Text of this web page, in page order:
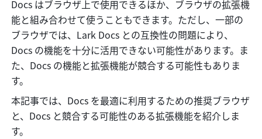
Docs はブラウザ上で使用できるほか、ブラウザの拡張機
能と組み合わせて使うこともできます。ただし、一部の
ブラウザでは、Lark Docs との互換性の問題により、
Docs の機能を十分に活用できない可能性があります。ま
た、Docs の機能と拡張機能が競合する可能性もありま
す。
本記事では、Docs を最適に利用するための推奨ブラウザ
と、Docs と競合する可能性のある拡張機能を紹介しま
す。